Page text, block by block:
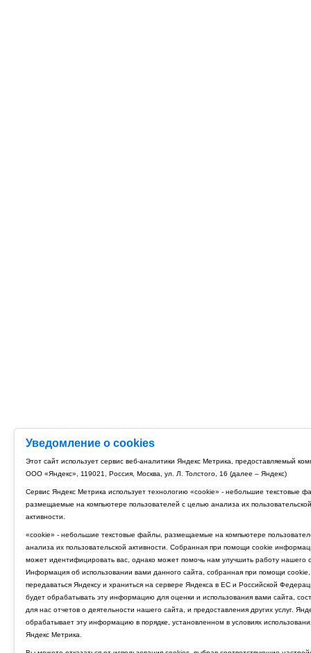
Уведомление о cookies
Этот сайт использует сервис веб-аналитики Яндекс Метрика, предоставляемый
ООО «Яндекс», 119021, Россия, Москва, ул. Л. Толстого, 16 (далее – Яндекс)
Сервис Яндекс Метрика использует технологию «cookie» - небольшие текстовые
размещаемые на компьютере пользователей с целью анализа их пользовательской
активности.
«cookie» - небольшие текстовые файлы, размещаемые на компьютере
анализа их пользовательской активности. Собранная при помощи cookie
может идентифицировать вас, однако может помочь нам улучшить работу нашего
Информация об использовании вами данного сайта, собранная при помощи cookie,
передаваться Яндексу и храниться на сервере Яндекса в ЕС и Российской
будет обрабатывать эту информацию для оценки и использования вами сайта,
для нас отчетов о деятельности нашего сайта, и предоставления других услуг.
обрабатывает эту информацию в порядке, установленном в условиях
Яндекс Метрика.